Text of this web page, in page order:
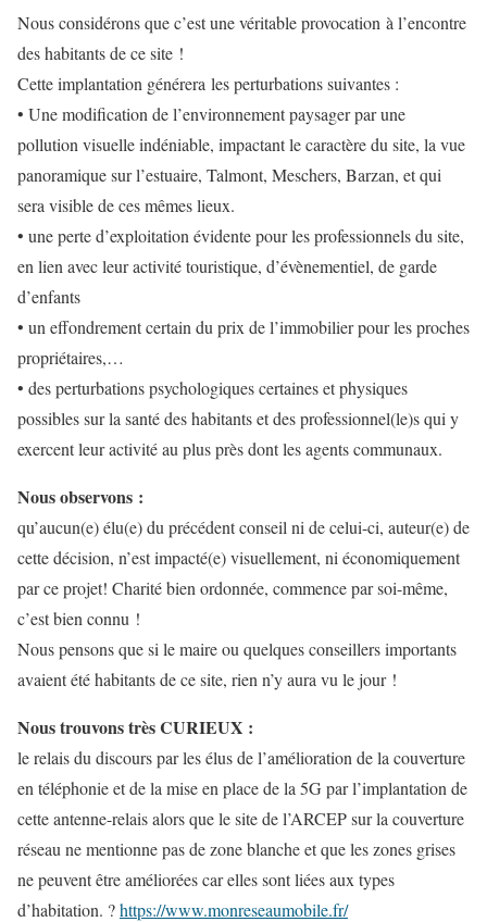
Nous considérons que c’est une véritable provocation à l’encontre
des habitants de ce site !
Cette implantation générera les perturbations suivantes :
• Une modification de l’environnement paysager par une
pollution visuelle indéniable, impactant le caractère du site, la vue
panoramique sur l’estuaire, Talmont, Meschers, Barzan, et qui
sera visible de ces mêmes lieux.
• une perte d’exploitation évidente pour les professionnels du site,
en lien avec leur activité touristique, d’évènementiel, de garde
d’enfants
• un effondrement certain du prix de l’immobilier pour les proches
propriétaires,…
• des perturbations psychologiques certaines et physiques
possibles sur la santé des habitants et des professionnel(le)s qui y
exercent leur activité au plus près dont les agents communaux.
Nous observons :
qu’aucun(e) élu(e) du précédent conseil ni de celui-ci, auteur(e) de
cette décision, n’est impacté(e) visuellement, ni économiquement
par ce projet! Charité bien ordonnée, commence par soi-même,
c’est bien connu !
Nous pensons que si le maire ou quelques conseillers importants
avaient été habitants de ce site, rien n’y aura vu le jour !
Nous trouvons très CURIEUX :
le relais du discours par les élus de l’amélioration de la couverture
en téléphonie et de la mise en place de la 5G par l’implantation de
cette antenne-relais alors que le site de l’ARCEP sur la couverture
réseau ne mentionne pas de zone blanche et que les zones grises
ne peuvent être améliorées car elles sont liées aux types
d’habitation. ?https://www.monreseaumobile.fr/